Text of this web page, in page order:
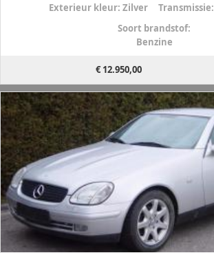
Exterieur kleur: Zilver Transmissie:
Soort brandstof:
Benzine
€ 12.950,00